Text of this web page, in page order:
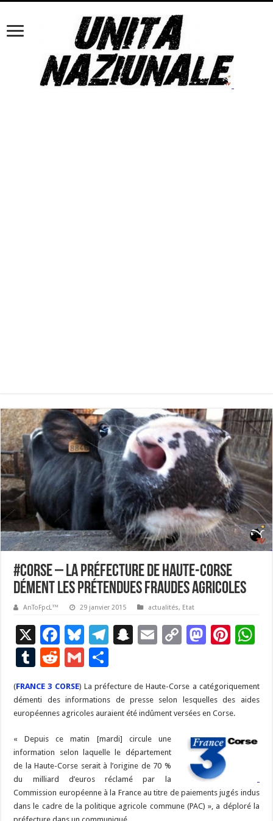
#Corse – La préfecture de Haute-Corse
dément les prétendues fraudes agricoles
AnToFpcL™ 29 janvier 2015 actualités, Etat
X
F
ac
e
b
o
o
k
Bl
u
es
ky
T
gr
a
m
S
p
c
h
at
E
l
C
y
Li
n
k
M
d
o
n
Pi
es
t
T
m
bl
r
R
d
di
t
G
ai
l
ar
ta
g
er
(FRANCE 3 CORSE) La préfecture de Haute-Corse a catégoriquement
démenti des informations de presse selon lesquelles des aides
européennes agricoles auraient été indûment versées en Corse.
« Depuis ce matin [mardi] circule une
information selon laquelle le département
de la Haute-Corse serait à l’origine de 70 %
du milliard d’euros réclamé par la
Commission européenne à la France au titre de paiements jugés indus
dans le cadre de la politique agricole commune (PAC) », a déploré la